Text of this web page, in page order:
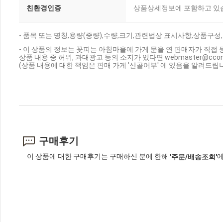
친환경인증 상품상세정보에 포함하고 있
- 품목 또는 명칭,용량(중량),수량,크기,관련법상 표시사항,상품구
- 이 상품의 정보는 꽃피는 아침마을에 가게 문을 연 판매자가 직접
상품 내용 중 허위, 과대광고 등의 소지가 있다면
(상품 내용에 대한 책임은 판매 가게 '산골어부' 에 있음을 알려드립
구매후기
이 상품에 대한 구매후기는 구매하신 분에 한해 '주문/배송조회'